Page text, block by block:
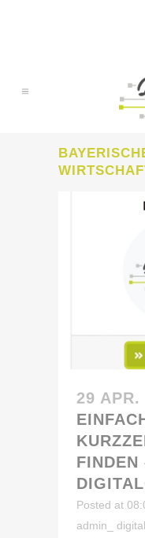
29 APR.
Posted at
admin_